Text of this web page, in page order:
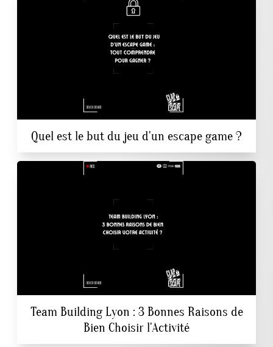
Quel est le but du jeu d'un escape game ?
Team Building Lyon : 3 Bonnes Raisons de
Bien Choisir l'Activité